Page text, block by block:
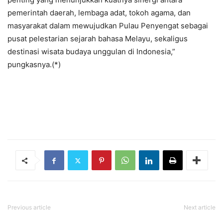
pemerintah daerah, lembaga adat, tokoh agama, dan
masyarakat dalam mewujudkan Pulau Penyengat sebagai
pusat pelestarian sejarah bahasa Melayu, sekaligus
destinasi wisata budaya unggulan di Indonesia,”
pungkasnya.(*)
Previous article Next article